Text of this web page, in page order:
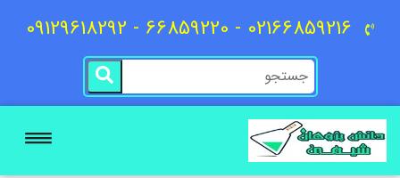
02166859216 - 66859220 - 09129618292